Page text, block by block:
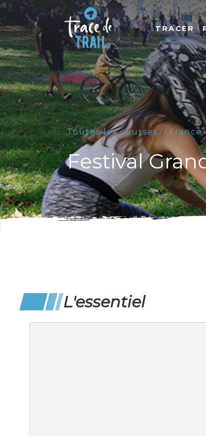
TRACER
Toutes les courses France
Festival
L'essentiel